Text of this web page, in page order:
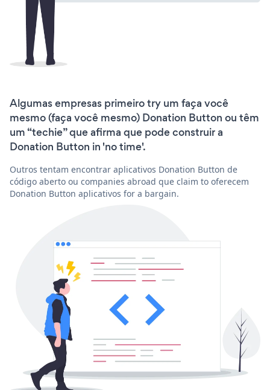
Algumas empresas primeiro try um faça você
mesmo (faça você mesmo) Donation Button ou têm
um “techie” que afirma que pode construir a
Donation Button in 'no time'.
Outros tentam encontrar aplicativos Donation Button de
código aberto ou companies abroad que claim to oferecem
Donation Button aplicativos for a bargain.